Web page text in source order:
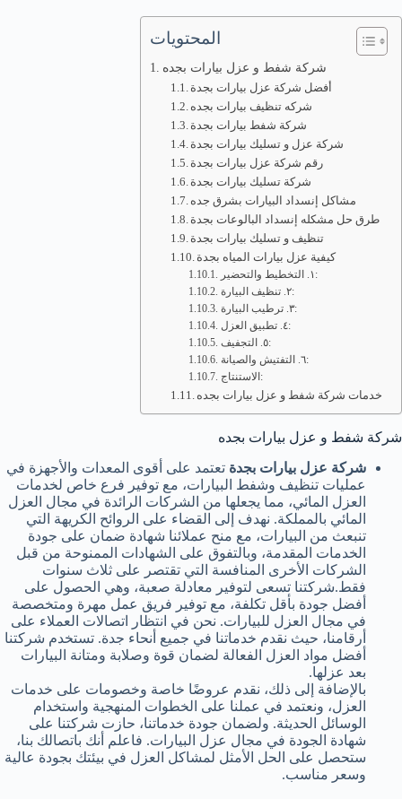
المحتويات
شركة شفط و عزل بيارات بجده
أفضل شركة عزل بيارات بجدة
شركه تنظيف بيارات بجده
شركة شفط بيارات بجدة
شركة عزل و تسليك بيارات بجدة
رقم شركة عزل بيارات بجدة
شركة تسليك بيارات بجدة
مشاكل إنسداد البيارات بشرق جده
طرق حل مشكله إنسداد البالوعات بجدة
تنظيف و تسليك بيارات بجدة
كيفية عزل بيارات المياه بجدة
١. التخطيط والتحضير:
٢. تنظيف البيارة:
٣. ترطيب البيارة:
٤. تطبيق العزل:
٥. التجفيف:
٦. التفتيش والصيانة:
الاستنتاج:
خدمات شركة شفط و عزل بيارات بجده
شركة شفط و عزل بيارات بجده
شركة عزل بيارات بجدة تعتمد على أقوى المعدات والأجهزة في
عمليات تنظيف وشفط البيارات، مع توفير فرع خاص لخدمات
العزل المائي، مما يجعلها من الشركات الرائدة في مجال العزل
المائي بالمملكة. نهدف إلى القضاء على الروائح الكريهة التي
تنبعث من البيارات، مع منح عملائنا شهادة ضمان على جودة
الخدمات المقدمة، وبالتفوق على الشهادات الممنوحة من قبل
الشركات الأخرى المنافسة التي تقتصر على ثلاث سنوات
فقط.شركتنا تسعى لتوفير معادلة صعبة، وهي الحصول على
أفضل جودة بأقل تكلفة، مع توفير فريق عمل مهرة ومتخصصة
في مجال العزل للبيارات. نحن في انتظار اتصالات العملاء على
أرقامنا، حيث نقدم خدماتنا في جميع أنحاء جدة. تستخدم شركتنا
أفضل مواد العزل الفعالة لضمان قوة وصلابة ومتانة البيارات
بعد عزلها.
بالإضافة إلى ذلك، نقدم عروضًا خاصة وخصومات على خدمات
العزل، ونعتمد في عملنا على الخطوات المنهجية واستخدام
الوسائل الحديثة. ولضمان جودة خدماتنا، حازت شركتنا على
شهادة الجودة في مجال عزل البيارات. فاعلم أنك باتصالك بنا،
ستحصل على الحل الأمثل لمشاكل العزل في بيئتك بجودة عالية
وسعر مناسب.